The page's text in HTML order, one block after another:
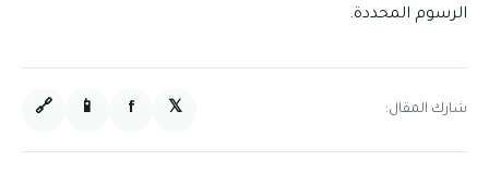
الرسوم المحددة.
شارك المقال: 𝕏
f
📱
🔗